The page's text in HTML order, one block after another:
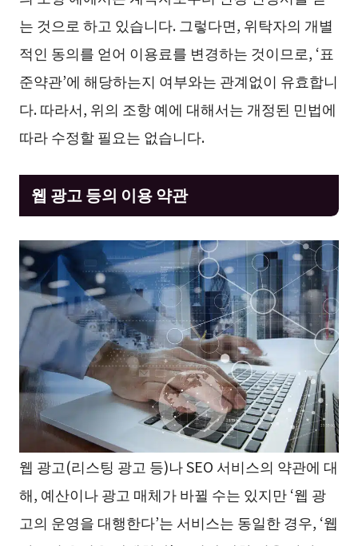
는 것으로 하고 있습니다. 그렇다면, 위탁자의 개별
적인 동의를 얻어 이용료를 변경하는 것이므로, ‘표
준약관’에 해당하는지 여부와는 관계없이 유효합니
다. 따라서, 위의 조항 예에 대해서는 개정된 민법에
따라 수정할 필요는 없습니다.
웹 광고 등의 이용 약관
웹 광고(리스팅 광고 등)나 SEO 서비스의 약관에 대
해, 예산이나 광고 매체가 바뀔 수는 있지만 ‘웹 광
고의 운영을 대행한다’는 서비스는 동일한 경우, ‘웹